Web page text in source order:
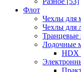
Флот
Чехлы для
Чехлы для
Транцевые
Лодочные
HDX